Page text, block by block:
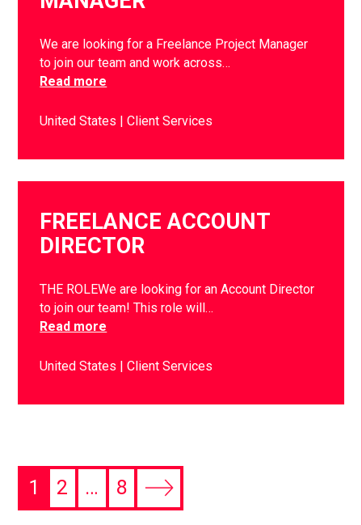
We are looking for a Freelance Project Manager
to join our team and work across…
Read more
United States Client Services
FREELANCE ACCOUNT
DIRECTOR
THE ROLEWe are looking for an Account Director
to join our team! This role will…
Read more
United States Client Services
1 2 … 8